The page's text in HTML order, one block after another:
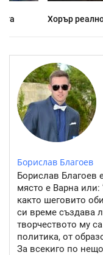
Хорър реалност:
Борислав Благоев
Борислав Благоев
място е Варна
както шеговито
си време създава
творчеството му
политика, от
За всекиго по